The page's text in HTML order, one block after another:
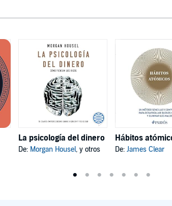
La psicología del dinero
De: Morgan Housel, y otros De: James Clear